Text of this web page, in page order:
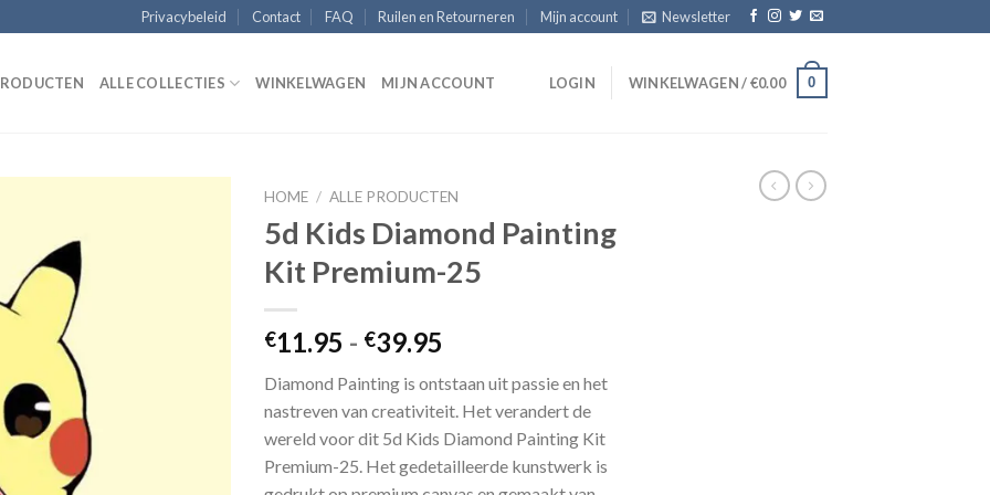
Privacybeleid Contact FAQ Ruilen en Retourneren Mijn account Newsletter
ALLE COLLECTIES WINKELWAGEN MIJN ACCOUNT LOGIN WINKELWAGEN /€0.00 0
HOME / ALLE PRODUCTEN
5d Kids Diamond Painting
Kit Premium-25
€11.95 - €39.95
tot
€39.95
Diamond Painting is ontstaan ​​uit passie en het
nastreven van creativiteit. Het verandert de
wereld voor dit 5d Kids Diamond Painting Kit
Premium-25. Het gedetailleerde kunstwerk is